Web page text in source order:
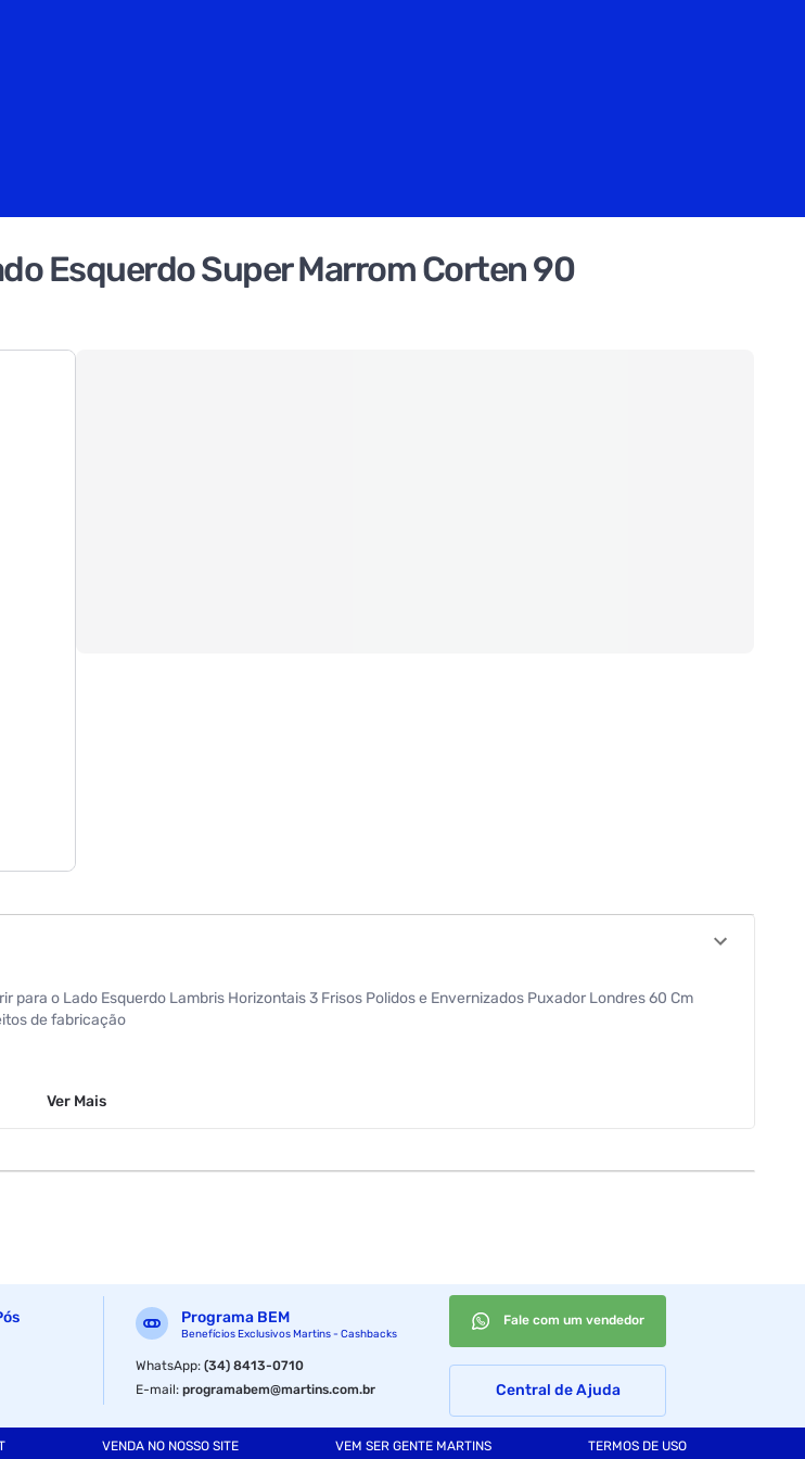
Esquerdo Super Marrom Corten 90
o Lado Esquerdo Lambris Horizontais 3 Frisos Polidos e Envernizados Puxador Londres 60 Cm
de fabricação
Ver Mais
Programa BEM
Benefícios Exclusivos Martins - Cashbacks
WhatsApp:(34) 8413-0710
E-mail:programabem@martins.com.br
Fale com um vendedor
Central de Ajuda
VENDA NO NOSSO SITE VEM SER GENTE MARTINS TERMOS DE USO